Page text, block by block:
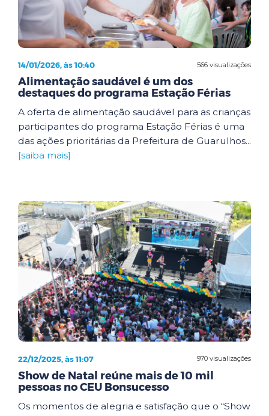
566 visualizações
14/01/2026, às 10:40
Alimentação saudável é um dos
destaques do programa Estação Férias
A oferta de alimentação saudável para as crianças
participantes do programa Estação Férias é uma
das ações prioritárias da Prefeitura de Guarulhos...
[saiba mais]
970 visualizações
22/12/2025, às 11:07
Show de Natal reúne mais de 10 mil
pessoas no CEU Bonsucesso
Os momentos de alegria e satisfação que o “Show